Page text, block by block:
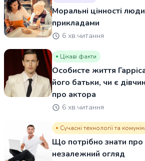
Моральні цінності
прикладами
6 хв.читання
Цікаві факти
Особисте життя
його батьки, чи є
про актора
6 хв.читання
Сучасні технології та
Що потрібно знати
незалежний огляд